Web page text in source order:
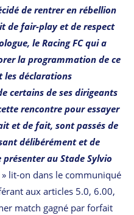
de rentrer en rébellion
de fair-play et de respect
le Racing FC qui a
la programmation de ce
les déclarations
certains de ses dirigeants
rencontre pour essayer
et de fait, sont passés de
délibérément et de
au Stade Sylvio
» lit-on dans le communiqué
aux articles 5.0, 6.00,
match gagné par forfait